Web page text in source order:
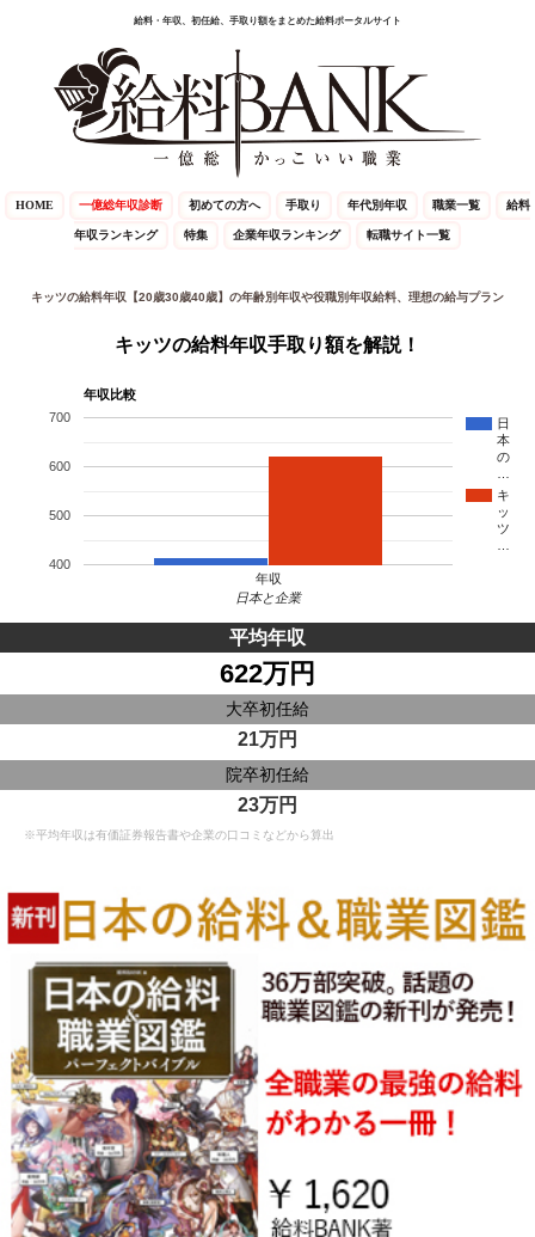
給料・年収、初任給、手取り額をまとめた給料ポータルサイト
HOME 一億総年収診断 初めての方へ 手取り 年代別年収 職業一覧 給料
年収ランキング 特集 企業年収ランキング 転職サイト一覧
キッツの給料年収【20歳30歳40歳】の年齢別年収や役職別年収給料、理想の給与プラン
キッツの給料年収手取り額を解説！
年収比較
日
本
の
キ
ッ
ツ
年収
400
500
600
700
日本と企業
平均年収
622万円
大卒初任給
21万円
院卒初任給
23万円
※平均年収は有価証券報告書や企業の口コミなどから算出